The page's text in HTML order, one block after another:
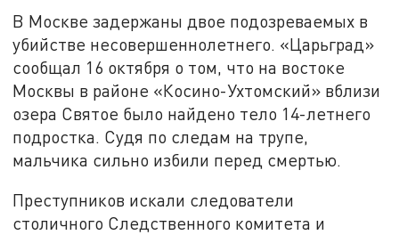
В Москве задержаны двое подозреваемых в
убийстве несовершеннолетнего. «Царьград»
сообщал 16 октября о том, что на востоке
Москвы в районе «Косино-Ухтомский» вблизи
озера Святое было найдено тело 14-летнего
подростка. Судя по следам на трупе,
мальчика сильно избили перед смертью.
Преступников искали следователи
столичного Следственного комитета и